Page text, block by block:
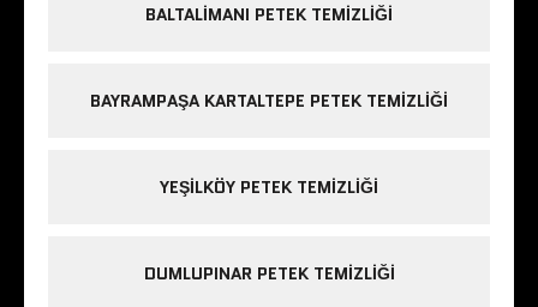
BALTALIMANI PETEK TEMIZLIĞI
BAYRAMPAŞA KARTALTEPE PETEK TEMIZLIĞI
YEŞILKÖY PETEK TEMIZLIĞI
DUMLUPINAR PETEK TEMIZLIĞI